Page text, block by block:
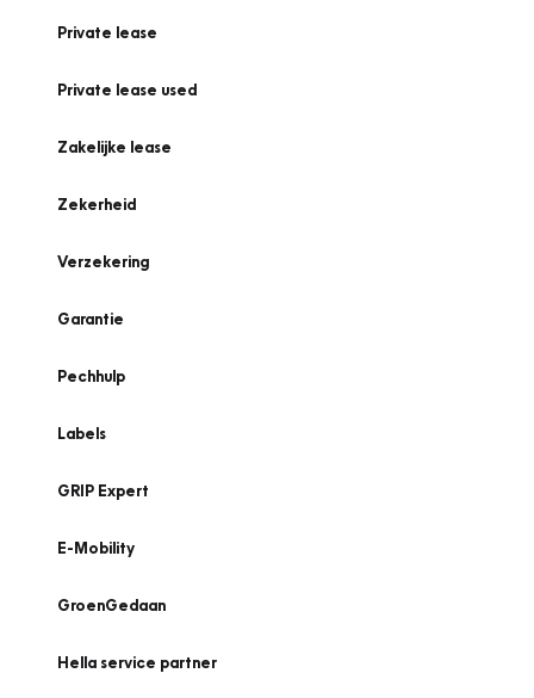
Private lease
Private lease used
Zakelijke lease
Zekerheid
Verzekering
Garantie
Pechhulp
Labels
GRIP Expert
E-Mobility
GroenGedaan
Hella service partner